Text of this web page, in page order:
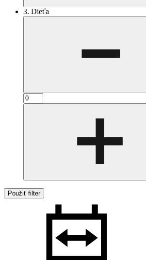
3. Dieťa
Použiť filter